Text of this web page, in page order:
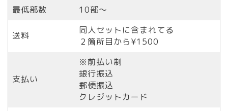
最低部数
10部〜
送料
同人セットに含まれてる
２箇所目から¥1500
支払い
※前払い制
銀行振込
郵便振込
クレジットカード